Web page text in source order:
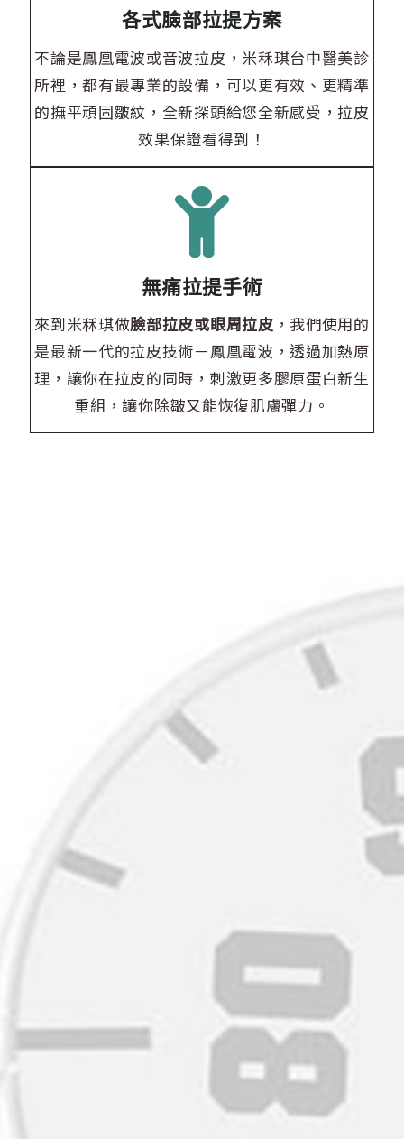
各式臉部拉提方案
不論是鳳凰電波或音波拉皮，米秝琪台中醫美診
所裡，都有最專業的設備，可以更有效、更精準
的撫平頑固皺紋，全新探頭給您全新感受，拉皮
效果保證看得到！
無痛拉提手術
來到米秝琪做臉部拉皮或眼周拉皮 ，我們使用的
是最新一代的拉皮技術－鳳凰電波，透過加熱原
理，讓你在拉皮的同時，刺激更多膠原蛋白新生
重組，讓你除皺又能恢復肌膚彈力。